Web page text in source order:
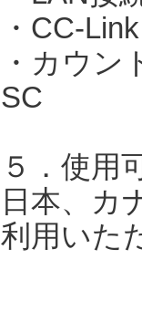
・CC-
・カウン
SC
５．使用
日本、カ
利用いた